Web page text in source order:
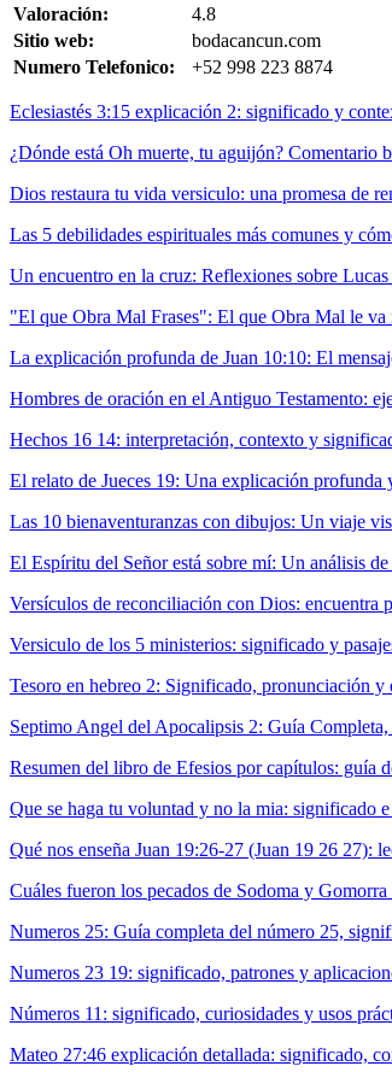
Valoración:
4.8
Sitio web:
bodacancun.com
Numero Telefonico:
+52 998 223 8874
Eclesiastés 3:15 explicación 2: significado y
¿Dónde está Oh muerte, tu aguijón? Comentario
Dios restaura tu vida versiculo: una promesa de
Las 5 debilidades espirituales más comunes y
Un encuentro en la cruz: Reflexiones sobre
"El que Obra Mal Frases": El que Obra Mal le
La explicación profunda de Juan 10:10: El
Hombres de oración en el Antiguo Testamento:
Hechos 16 14: interpretación, contexto y
El relato de Jueces 19: Una explicación
Las 10 bienaventuranzas con dibujos: Un viaje
El Espíritu del Señor está sobre mí: Un análisis
Versículos de reconciliación con Dios: encuentra
Versiculo de los 5 ministerios: significado y
Tesoro en hebreo 2: Significado, pronunciación y
Septimo Angel del Apocalipsis 2: Guía
Resumen del libro de Efesios por capítulos: guía
Que se haga tu voluntad y no la mia: significado
Qué nos enseña Juan 19:26-27 (Juan 19 26 27):
Cuáles fueron los pecados de Sodoma y
Numeros 25: Guía completa del número 25,
Numeros 23 19: significado, patrones y
Números 11: significado, curiosidades y usos
Mateo 27:46 explicación detallada: significado,